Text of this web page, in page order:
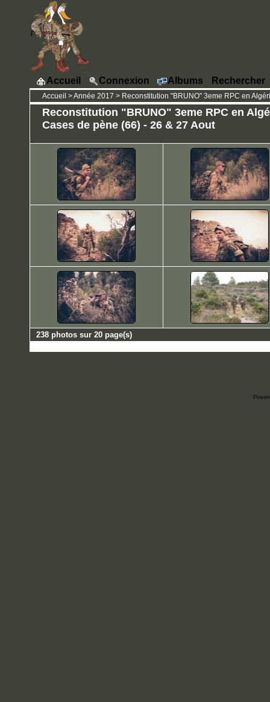
Accueil Connexion Albums Rechercher
Accueil >Année 2017 > Reconstitution "BRUNO" 3eme RPC en
Reconstitution "BRUNO" 3eme RPC en
Cases de pène (66) - 26 & 27 Aout
238 photos sur 20 page(s)